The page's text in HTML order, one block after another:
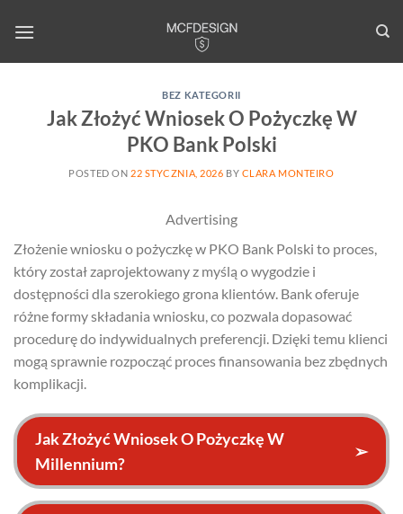
BEZ KATEGORII
Jak Złożyć Wniosek O Pożyczkę W
PKO Bank Polski
POSTED ON 22 STYCZNIA, 2026 BY CLARA MONTEIRO
Advertising
Złożenie wniosku o pożyczkę w PKO Bank Polski to proces,
który został zaprojektowany z myślą o wygodzie i
dostępności dla szerokiego grona klientów. Bank oferuje
różne formy składania wniosku, co pozwala dopasować
procedurę do indywidualnych preferencji. Dzięki temu klienci
mogą sprawnie rozpocząć proces finansowania bez zbędnych
komplikacji.
Jak Złożyć Wniosek O Pożyczkę W
Millennium?
➢